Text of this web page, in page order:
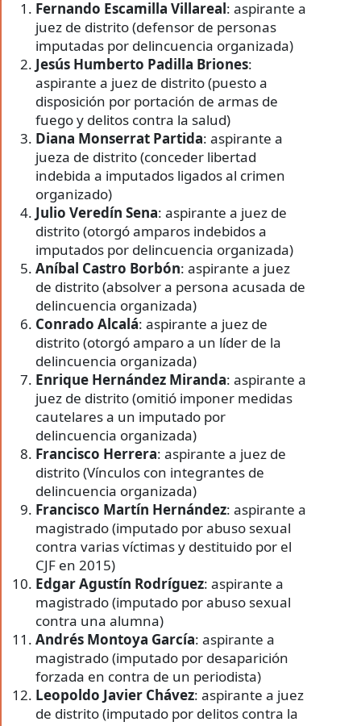
juez de distrito (defensor de personas
imputadas por delincuencia organizada)
Jesús Humberto Padilla Briones:
aspirante a juez de distrito (puesto a
disposición por portación de armas de
fuego y delitos contra la salud)
Diana Monserrat Partida: aspirante a
jueza de distrito (conceder libertad
indebida a imputados ligados al crimen
organizado)
Julio Veredín Sena
distrito (otorgó amparos indebidos a
imputados por delincuencia organizada)
Aníbal Castro Borbón: aspirante a juez
de distrito (absolver a persona acusada de
delincuencia organizada)
Conrado Alcalá: aspirante a juez de
distrito (otorgó amparo a un líder de la
delincuencia organizada)
Enrique Hernández Miranda
juez de distrito (omitió imponer medidas
cautelares a un imputado por
delincuencia organizada)
Francisco Herrera: aspirante a juez de
distrito (Vínculos con integrantes de
delincuencia organizada)
Francisco Martín Hernández
magistrado (imputado por abuso sexual
contra varias víctimas y destituido por el
CJF en 2015)
Edgar Agustín Rodríguez
magistrado (imputado por abuso sexual
contra una alumna)
Andrés Montoya García
magistrado (imputado por desaparición
forzada en contra de un periodista)
Leopoldo Javier Chávez : aspirante a juez
de distrito (imputado por delitos contra la
salud)